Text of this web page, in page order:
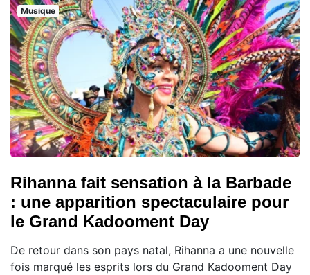
Musique
Rihanna fait sensation à la Barbade
: une apparition spectaculaire pour
le Grand Kadooment Day
De retour dans son pays natal, Rihanna a une nouvelle
fois marqué les esprits lors du Grand Kadooment Day